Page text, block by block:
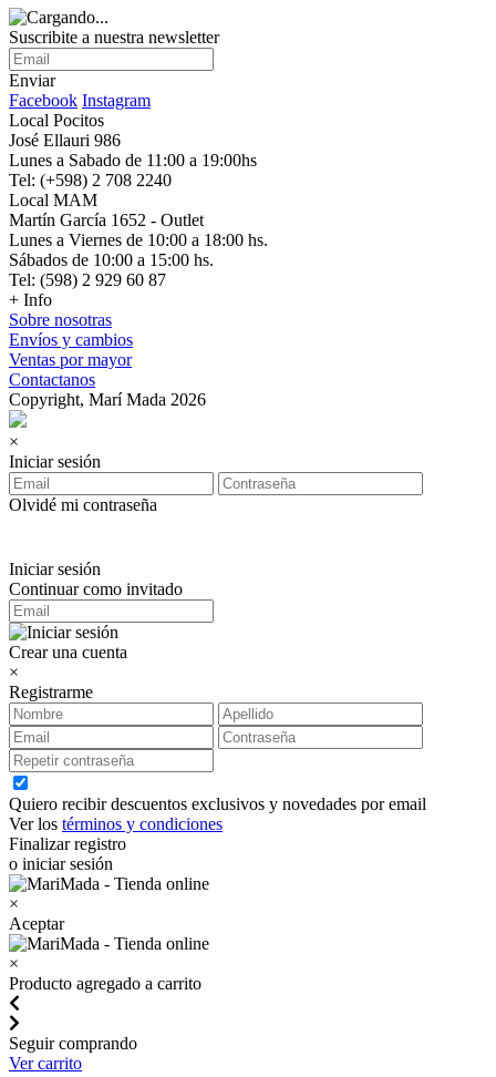
Suscribite a nuestra newsletter
Enviar
Facebook Instagram
Local Pocitos
José Ellauri 986
Lunes a Sabado de 11:00 a 19:00hs
Tel: (+598) 2 708 2240
Local MAM
Martín García 1652 - Outlet
Lunes a Viernes de 10:00 a 18:00 hs.
Sábados de 10:00 a 15:00 hs.
Tel: (598) 2 929 60 87
+ Info
Sobre nosotras
Envíos y cambios
Ventas por mayor
Contactanos
Copyright, Marí Mada 2026
×
Iniciar sesión
Olvidé mi contraseña
Iniciar sesión
Continuar como invitado
Crear una cuenta
×
Registrarme
Quiero recibir descuentos exclusivos y novedades por email
Ver los términos y condiciones
Finalizar registro
o iniciar sesión
×
Aceptar
×
Producto agregado a carrito
Seguir comprando
Ver carrito